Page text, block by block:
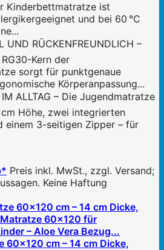
Kinderbettmatratze ist
und bei 60 °C
UND RÜCKENFREUNDLICH –
Kern der
sorgt für punktgenaue
Körperanpassung...
IM ALLTAG – Die Jugendmatratze
Höhe, zwei integrierten
einem 3-seitigen Zipper – für
Preis inkl. MwSt., zzgl. Versand;
Keine Haftung
60x120 cm – 14 cm Dicke,